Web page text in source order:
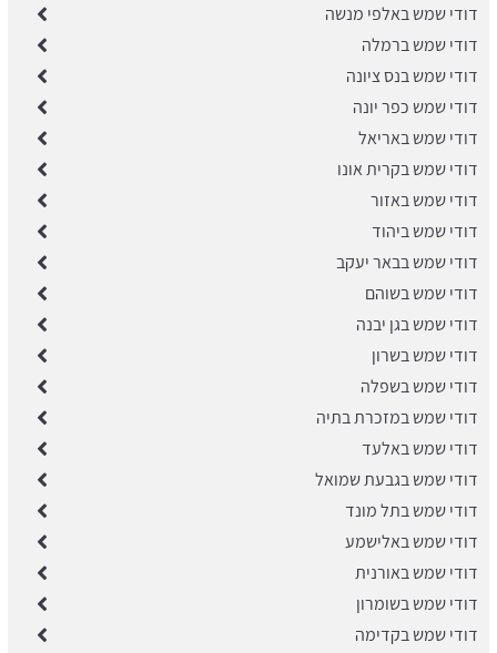
דודי שמש באלפי מנשה
​דודי שמש ברמלה
דודי שמש בנס ציונה
​דודי שמש כפר יונה
דודי שמש באריאל
דודי שמש בקרית אונו
דודי שמש באזור
דודי שמש ביהוד
דודי שמש בבאר יעקב
דודי שמש בשוהם
דודי שמש בגן יבנה
דודי שמש בשרון
דודי שמש בשפלה
דודי שמש במזכרת בתיה
דודי שמש באלעד
דודי שמש בגבעת שמואל
דודי שמש בתל מונד
דודי שמש באלישמע
דודי שמש באורנית
דודי שמש בשומרון
דודי שמש בקדימה